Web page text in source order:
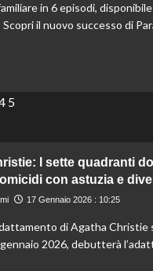
in 6 episodi,
il nuovo successo di
5
I sette quadranti
con astuzia e
17 Gennaio 2026 : 10:25
di Agatha Christie
2026, debutterà